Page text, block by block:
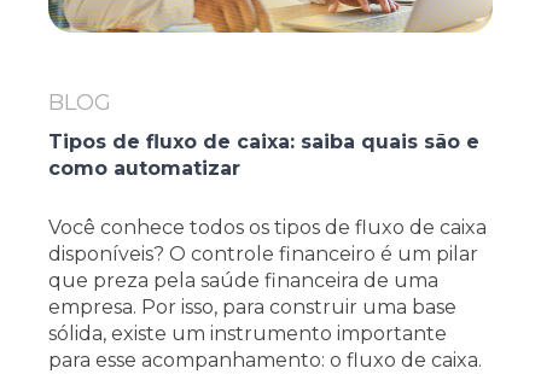
BLOG
Tipos de fluxo de caixa: saiba quais são e
como automatizar
Você conhece todos os tipos de fluxo de caixa
disponíveis? O controle financeiro é um pilar
que preza pela saúde financeira de uma
empresa. Por isso, para construir uma base
sólida, existe um instrumento importante
para esse acompanhamento: o fluxo de caixa.